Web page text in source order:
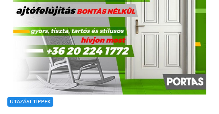
UTAZÁSI TIPPEK